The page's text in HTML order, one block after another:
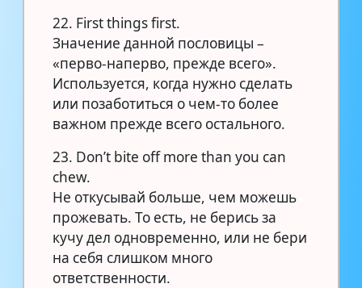
22. First things first.
Значение данной пословицы –
«перво-наперво, прежде всего».
Используется, когда нужно сделать
или позаботиться о чем-то более
важном прежде всего остального.
23. Don’t bite off more than you can
chew.
Не откусывай больше, чем можешь
прожевать. То есть, не берись за
кучу дел одновременно, или не бери
на себя слишком много
ответственности.